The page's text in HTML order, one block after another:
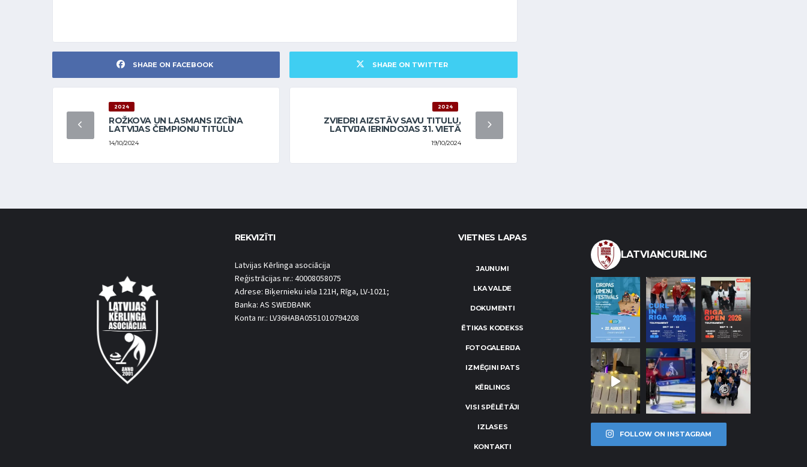
SHARE ON FACEBOOK SHARE ON TWITTER
2024
ROŽKOVA UN LASMANS IZCĪNA
LATVIJAS ČEMPIONU TITULU
14/10/2024
2024
ZVIEDRI AIZSTĀV SAVU TITULU,
LATVIJA IERINDOJAS 31. VIETĀ
19/10/2024
REKVIZĪTI
Latvijas Kērlinga asociācija
Reģistrācijas nr.: 40008058075
Adrese: Biķernieku iela 121H, Rīga, LV-1021;
Banka: AS SWEDBANK
Konta nr.: LV36HABA0551010794208
VIETNES LAPAS
JAUNUMI
LKA VALDE
DOKUMENTI
ĒTIKAS KODEKSS
FOTOGALERIJA
IZMĒĢINI PATS
KĒRLINGS
VISI SPĒLĒTĀJI
IZLASES
KONTAKTI
LATVIANCURLING
FOLLOW ON INSTAGRAM